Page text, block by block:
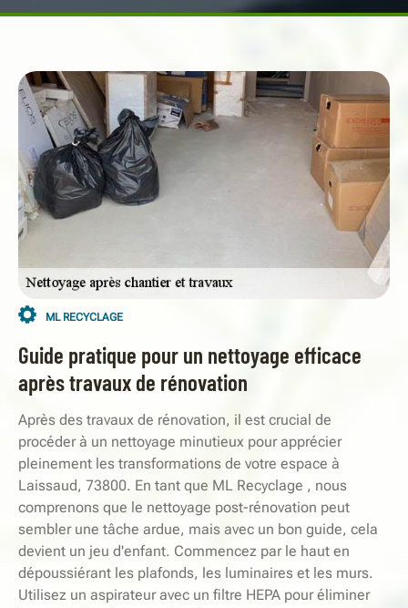
ML RECYCLAGE
Guide pratique pour un nettoyage efficace
après travaux de rénovation
Après des travaux de rénovation, il est crucial de
procéder à un nettoyage minutieux pour apprécier
pleinement les transformations de votre espace à
Laissaud, 73800. En tant que ML Recyclage , nous
comprenons que le nettoyage post-rénovation peut
sembler une tâche ardue, mais avec un bon guide, cela
devient un jeu d'enfant. Commencez par le haut en
dépoussiérant les plafonds, les luminaires et les murs.
Utilisez un aspirateur avec un filtre HEPA pour éliminer